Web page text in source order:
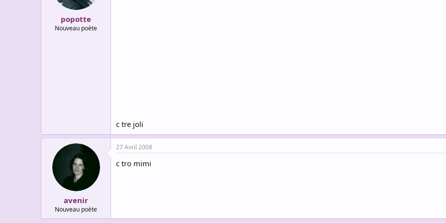
popotte
Nouveau poète
c tre joli
avenir
Nouveau poète
27 Avril 2008
c tro mimi